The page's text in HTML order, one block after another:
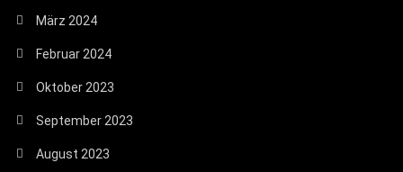
März 2024
Februar 2024
Oktober 2023
September 2023
August 2023